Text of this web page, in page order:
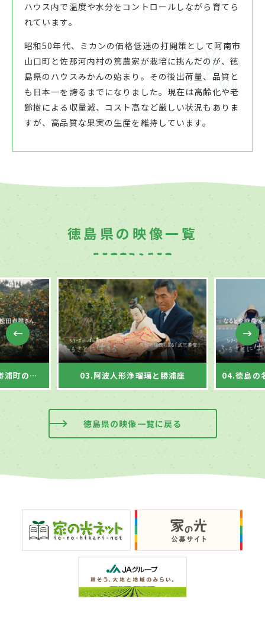
ハウス内で温度や水分をコントロールしながら育てら
れています。
昭和50年代、ミカンの価格低迷の打開策として阿南市
山口町と佐那河内村の篤農家が栽培に挑んだのが、徳
島県のハウスみかんの始まり。その後出荷量、品質と
も日本一を誇るまでになりました。現在は高齢化や老
齢樹による収量減、コスト高など厳しい状況もありま
すが、高品質な果実の生産を維持しています。
徳島県の映像一覧
02.貯蔵みかんの産地、勝浦町の生産者 03.阿波人形浄瑠璃と勝浦座
徳島県の映像一覧に戻る